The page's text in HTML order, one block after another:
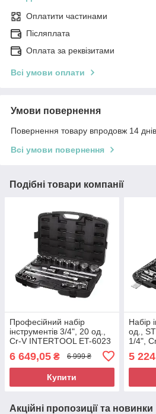
Оплатити частинами
Післяплата
Оплата за реквізитами
Всі умови оплати
Умови повернення
Повернення товару впродовж 14
Всі умови повернення
Подібні товари компанії
Професійний набір
інструментів 3/4", 20 од.,
Cr-V INTERTOOL ET-6023
6 649,05 ₴ 6 999 ₴
Купити
Набір
од.,
1/4",
5
Акційні пропозиції та новинки